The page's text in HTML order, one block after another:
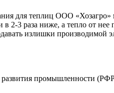
для теплиц ООО «Хозагро»
2-3 раза ниже, а тепло от
излишки производимой
промышленности